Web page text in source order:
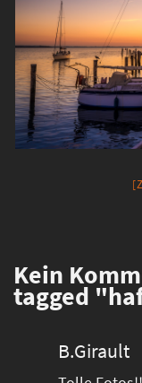
Kein
tagged
B.Girault